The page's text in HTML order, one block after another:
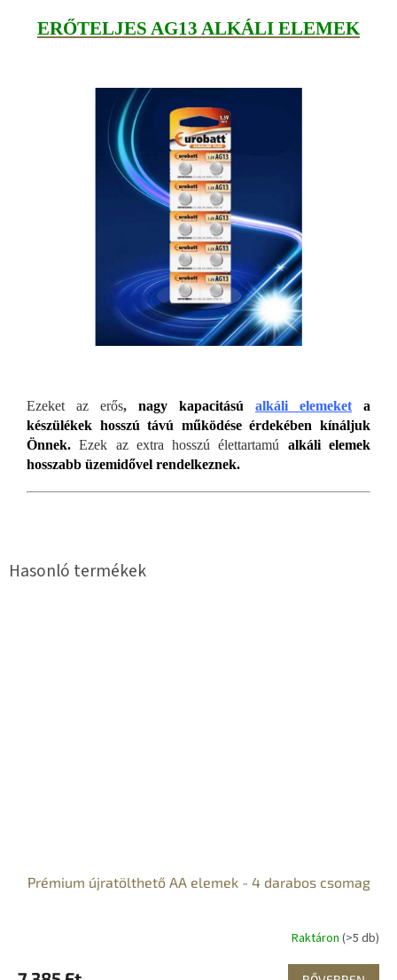
ERŐTELJES AG13 ALKÁLI ELEMEK
Ezeket az erős, nagy kapacitású alkáli elemeket a
készülékek hosszú távú működése érdekében kínáljuk
Önnek. Ezek az extra hosszú élettartamú alkáli elemek
hosszabb üzemidővel rendelkeznek.
Prémium újratölthető AA elemek - 4 darabos csomag
Raktáron (>5 db)